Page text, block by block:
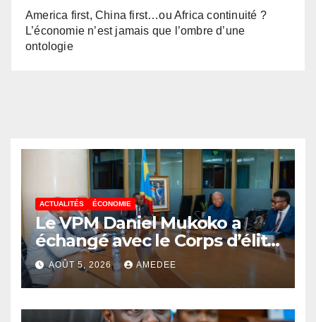
America first, China first…ou Africa continuité ?
L’économie n’est jamais que l’ombre d’une
ontologie
ACTUALITÉS ÉCONOMIE
Le VPM Daniel Mukoko a
échangé avec le Corps d’élite
scientifique de
l’UDPS/Tshisekedi sur les
grands enjeux de
développement de la RDC
AOÛT 5, 2026 AMEDEE